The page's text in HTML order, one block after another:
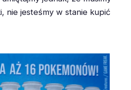
nie jesteśmy w stanie kupić